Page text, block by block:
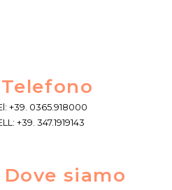
Telefono
+39. 0365.918000
+39. 347.1919143
Dove siamo